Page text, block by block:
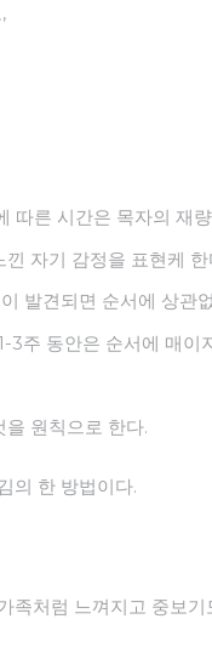
따른 시간은 목자의 재
자기 감정을 표현케 한
발견되면 순서에 상관
3주 동안은 순서에 매
원칙으로 한다.
의 한 방법이다.
족처럼 느껴지고 중보기